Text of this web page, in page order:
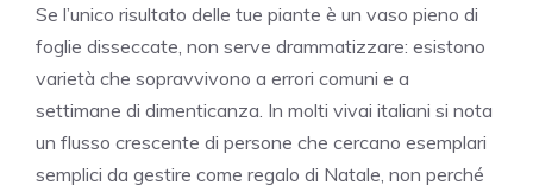
Se l’unico risultato delle tue piante è un vaso pieno di
foglie disseccate, non serve drammatizzare: esistono
varietà che sopravvivono a errori comuni e a
settimane di dimenticanza. In molti vivai italiani si nota
un flusso crescente di persone che cercano esemplari
semplici da gestire come regalo di Natale, non perché